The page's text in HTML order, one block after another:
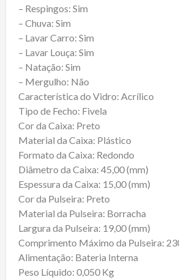
– Respingos: Sim
– Chuva: Sim
– Lavar Carro: Sim
– Lavar Louça: Sim
– Natação: Sim
– Mergulho: Não
Característica do Vidro: Acrílico
Tipo de Fecho: Fivela
Cor da Caixa: Preto
Material da Caixa: Plástico
Formato da Caixa: Redondo
Diâmetro da Caixa: 45,00 (mm)
Espessura da Caixa: 15,00 (mm)
Cor da Pulseira: Preto
Material da Pulseira: Borracha
Largura da Pulseira: 19,00 (mm)
Comprimento Máximo da Pulseira:
Alimentação: Bateria Interna
Peso Líquido: 0,050 Kg